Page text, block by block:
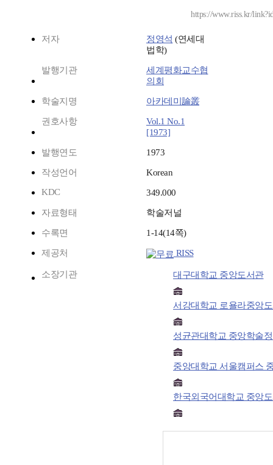
https://www.riss.kr/
저자 정영석 (연세대
법학)
발행기관
세계평화교수협
의회
학술지명 아카데미論叢
권호사항
Vol.1 No.1
[1973]
발행연도 1973
작성언어
Korean
KDC
349.000
자료형태 학술저널
수록면 1-14(14쪽)
제공처 RISS
소장기관 대구대학교 중앙도서관
서강대학교 로욜라중앙
성균관대학교 중앙학술
중앙대학교 서울캠퍼스
한국외국어대학교 중앙